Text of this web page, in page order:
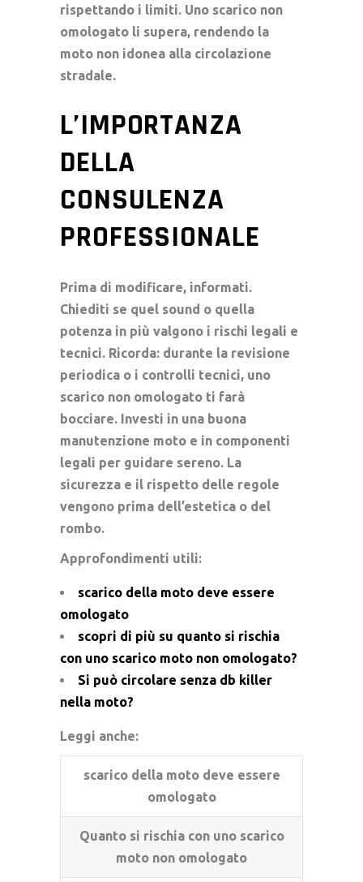
rispettando i limiti. Uno scarico non
omologato li supera, rendendo la
moto non idonea alla circolazione
stradale.
L’IMPORTANZA
DELLA
CONSULENZA
PROFESSIONALE
Prima di modificare, informati.
Chiediti se quel sound o quella
potenza in più valgono i rischi legali e
tecnici. Ricorda: durante la revisione
periodica o i controlli tecnici, uno
scarico non omologato ti farà
bocciare. Investi in una buona
manutenzione moto e in componenti
legali per guidare sereno. La
sicurezza e il rispetto delle regole
vengono prima dell’estetica o del
rombo.
Approfondimenti utili:
scarico della moto deve essere
omologato
scopri di più su quanto si rischia
con uno scarico moto non omologato?
Si può circolare senza db killer
nella moto?
Leggi anche:
scarico della moto deve essere
omologato
Quanto si rischia con uno scarico
moto non omologato